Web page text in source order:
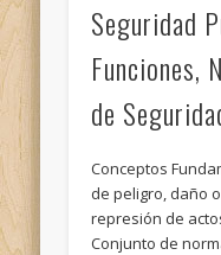
Seguridad
Funciones,
de
Conceptos
de peligro, daño
represión de
Conjunto de